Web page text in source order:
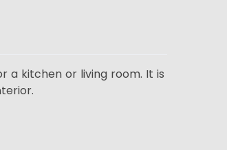
a kitchen or living room. It is